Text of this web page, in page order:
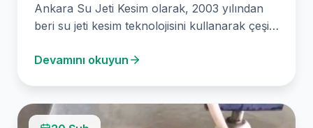
Ankara Su Jeti Kesim olarak, 2003 yılından
beri su jeti kesim teknolojisini kullanarak çeşitli
sunuyoruz. Titanyum…
Devamını okuyun